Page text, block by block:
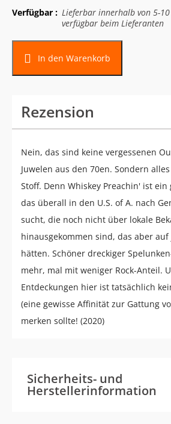
Verfügbar : Lieferbar innerhalb von 5-
verfügbar beim Lieferanten
In den Warenkorb
Rezension
Nein, das sind keine vergessenen
Juwelen aus den 70en. Sondern
Stoff. Denn Whiskey Preachin' ist ein
das überall in den U.S. of A. nach
sucht, die noch nicht über lokale
hinausgekommen sind, das aber
hätten. Schöner dreckiger
mehr, mal mit weniger Rock-Anteil.
Entdeckungen hier ist tatsächlich
(eine gewisse Affinität zur Gattung
merken sollte! (2020)
Sicherheits- und
Herstellerinformation